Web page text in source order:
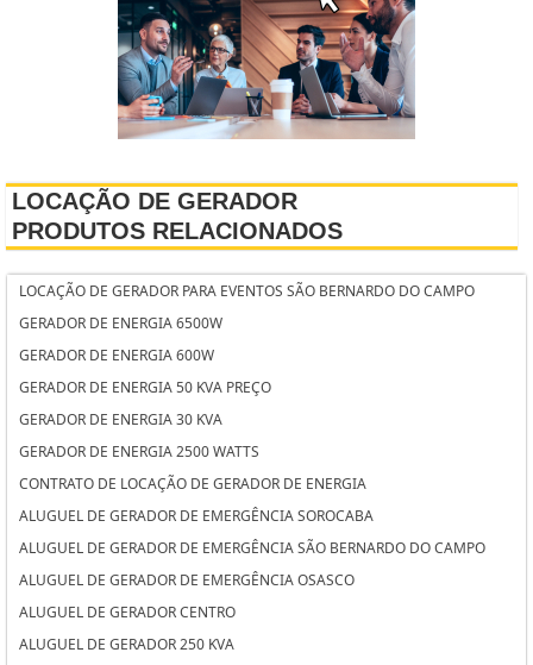
LOCAÇÃO DE GERADOR
PRODUTOS RELACIONADOS
LOCAÇÃO DE GERADOR PARA EVENTOS SÃO BERNARDO DO CAMPO
GERADOR DE ENERGIA 6500W
GERADOR DE ENERGIA 600W
GERADOR DE ENERGIA 50 KVA PREÇO
GERADOR DE ENERGIA 30 KVA
GERADOR DE ENERGIA 2500 WATTS
CONTRATO DE LOCAÇÃO DE GERADOR DE ENERGIA
ALUGUEL DE GERADOR DE EMERGÊNCIA SOROCABA
ALUGUEL DE GERADOR DE EMERGÊNCIA SÃO BERNARDO DO CAMPO
ALUGUEL DE GERADOR DE EMERGÊNCIA OSASCO
ALUGUEL DE GERADOR CENTRO
ALUGUEL DE GERADOR 250 KVA